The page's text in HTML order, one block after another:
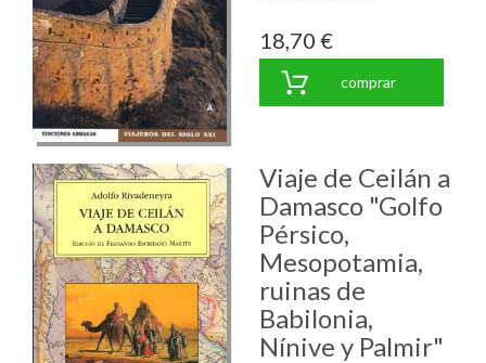
18,70 €
comprar
Viaje de Ceilán a
Damasco "Golfo
Pérsico,
Mesopotamia,
ruinas de
Babilonia,
Nínive y Palmir"